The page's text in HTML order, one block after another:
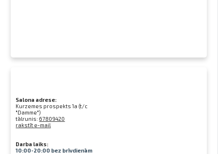
Salona adrese:
Kurzemes prospekts 1a (t/c
"Damme")
tālrunis: 67809420
rakstīt e-mail
Darba laiks:
10:00-20:00 bez brīvdienām